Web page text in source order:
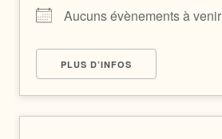
Aucuns évènements à venir
PLUS D’INFOS